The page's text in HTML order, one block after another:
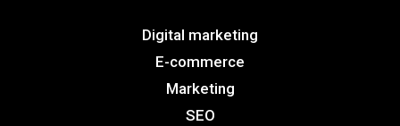
Digital marketing
E-commerce
Marketing
SEO